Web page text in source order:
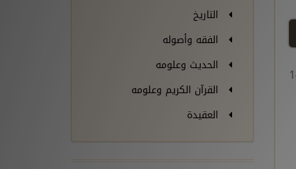
التاريخ
الفقه وأصوله
الحديث وعلومه
القرآن الكريم وعلومه
العقيدة